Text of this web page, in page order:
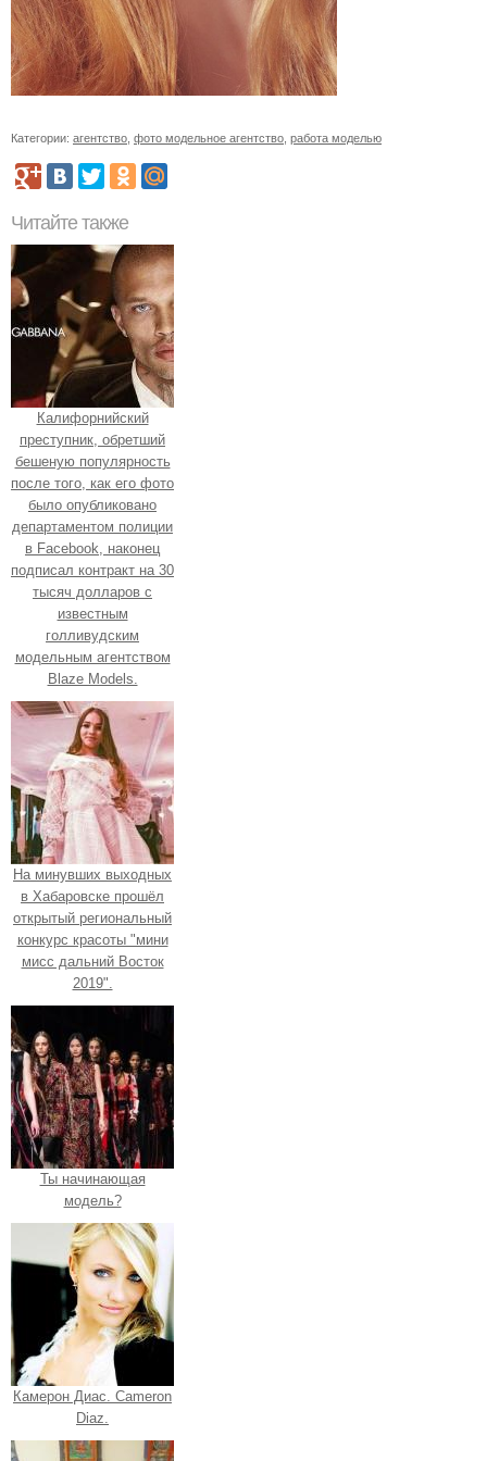
Категории: агентство фото модельное агентство работа моделью
Читайте также
Калифорнийский
преступник, обретший
бешеную популярность
после того, как его фото
было опубликовано
департаментом полиции
в Facebook, наконец
подписал контракт на 30
тысяч долларов с
известным
голливудским
модельным агентством
Blaze Models.
На минувших выходных
в Хабаровске прошёл
открытый региональный
конкурс красоты "мини
мисс дальний Восток
2019".
Ты начинающая
модель?
Камерон Диас. Cameron
Diaz.